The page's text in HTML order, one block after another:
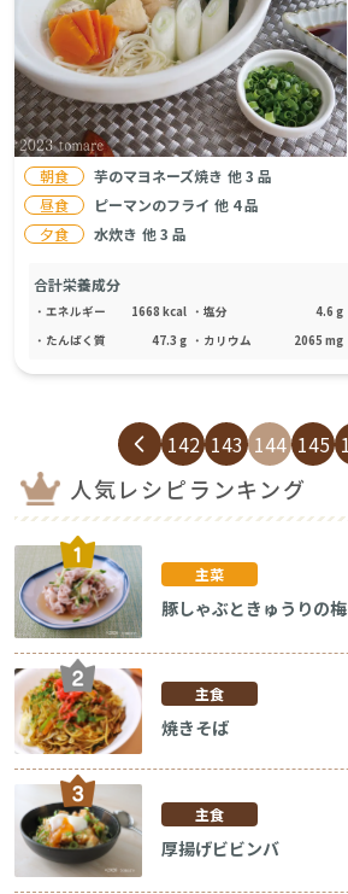
朝食 芋のマヨネーズ焼き 他3 品
昼食
ピーマンのフライ 他 4品
夕食
水炊き 他3 品
合計栄養成分
・ エネルギー 1668 kcal
・ たんぱく質 47.3 g
・ 塩分 4.6 g
・ カリウム 2065 mg
142 143 144 145
人気レシピランキング
主菜
豚しゃぶときゅうりの
主食
焼きそば
主食
厚揚げビビンバ